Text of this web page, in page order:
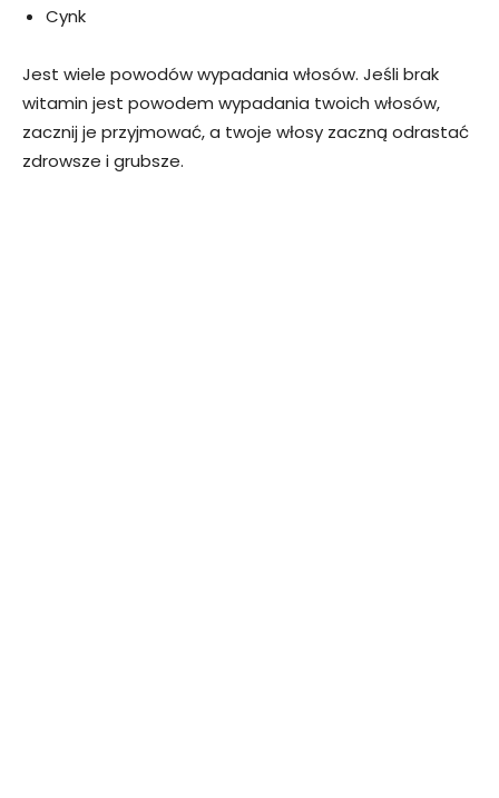
Cynk
Jest wiele powodów wypadania włosów. Jeśli brak
witamin jest powodem wypadania twoich włosów,
zacznij je przyjmować, a twoje włosy zaczną odrastać
zdrowsze i grubsze.